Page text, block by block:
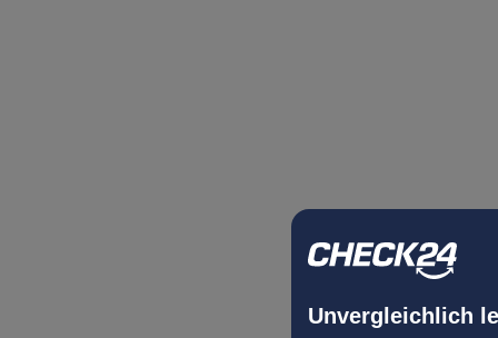
Unvergleichlich